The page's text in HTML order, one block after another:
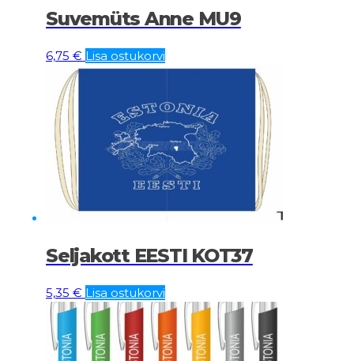
Suvemüts Anne MU9
6,75 € Lisa ostukorvi
Seljakott EESTI KOT37
5,35 € Lisa ostukorvi